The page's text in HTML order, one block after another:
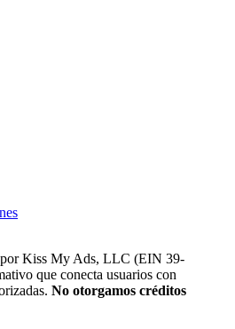
por Kiss My Ads, LLC (EIN 39-
que conecta usuarios con
No otorgamos créditos